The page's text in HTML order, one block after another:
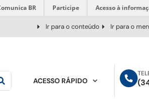
BR Participe Acesso à
Ir para o conteúdo Ir para o
ACESSO RÁPIDO